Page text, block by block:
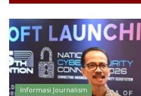
Informasi Journalism